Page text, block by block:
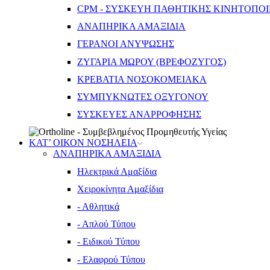
CPM - ΣΥΣΚΕΥΗ ΠΑΘΗΤΙΚΗΣ
ΑΝΑΠΗΡΙΚΑ ΑΜΑΞΙΔΙΑ
ΓΕΡΑΝΟΙ ΑΝΥΨΩΣΗΣ
ΖΥΓΑΡΙΑ ΜΩΡΟΥ (ΒΡΕΦΟΖΥΓΟΣ)
ΚΡΕΒΑΤΙΑ ΝΟΣΟΚΟΜΕΙΑΚΑ
ΣΥΜΠΥΚΝΩΤΕΣ ΟΞΥΓΟΝΟΥ
ΣΥΣΚΕΥΕΣ ΑΝΑΡΡΟΦΗΣΗΣ
ΚΑΤ’ ΟΙΚΟΝ ΝΟΣΗΛΕΙΑ
ΑΝΑΠΗΡΙΚΑ ΑΜΑΞΙΔΙΑ
Ηλεκτρικά Αμαξίδια
Χειροκίνητα Αμαξίδια
- Αθλητικά
- Απλού Τύπου
- Ειδικού Τύπου
- Ελαφρού Τύπου